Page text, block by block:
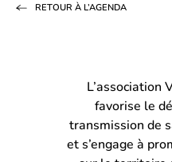
RETOUR À L’AGENDA
L’association
favorise le
transmission de
et s’engage à